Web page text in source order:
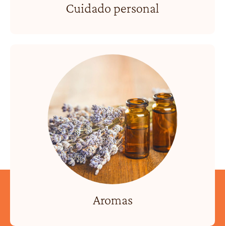
Cuidado personal
Aromas